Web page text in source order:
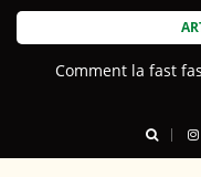
Skip
Comment la fast